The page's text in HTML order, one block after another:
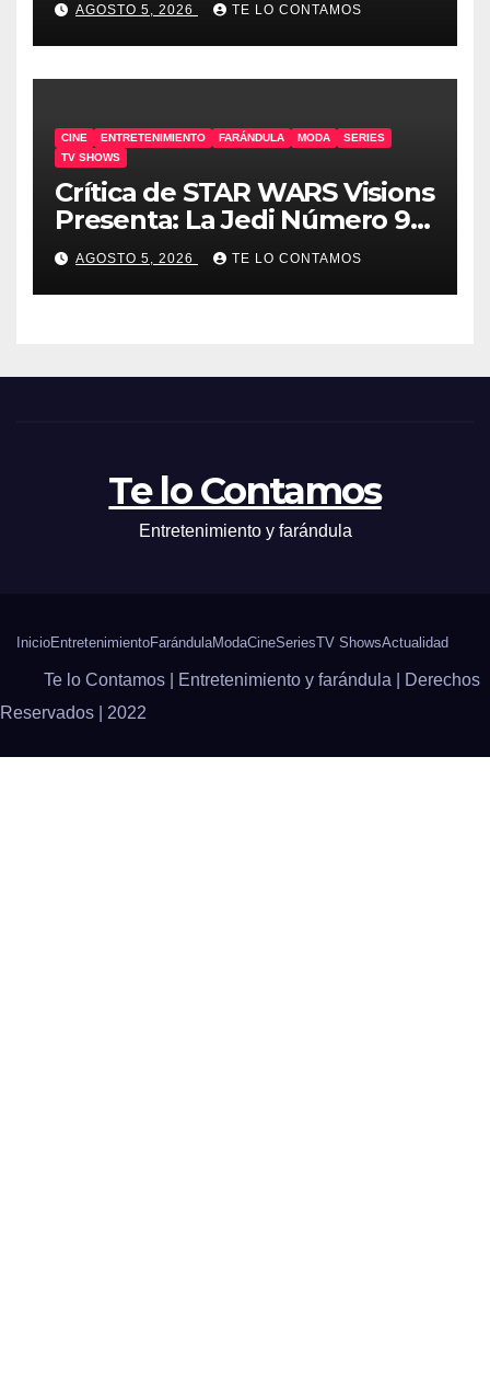
AGOSTO 5, 2026 TE LO CONTAMOS
CINE ENTRETENIMIENTO FARÁNDULA MODA
SERIES
TV SHOWS
Crítica de STAR WARS Visions
Presenta: La Jedi Número 9 |
SIN SPOILERS
AGOSTO 5, 2026 TE LO CONTAMOS
Te lo Contamos
Entretenimiento y farándula
InicioEntretenimientoFarándulaModaCineSeriesTV ShowsActualidad